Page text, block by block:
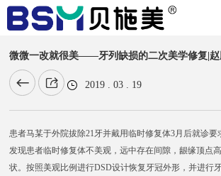
微微一改就很美——牙列缺损的二次美学修复|
2019 . 03 . 19
患者马某于外院拔除21牙并戴用临时修复体3月后就诊要
发现患者临时修复体不美观，远中存在间隙，龈缘顶点
状。按照美观比例进行DSD设计恢复牙冠外形，并进行